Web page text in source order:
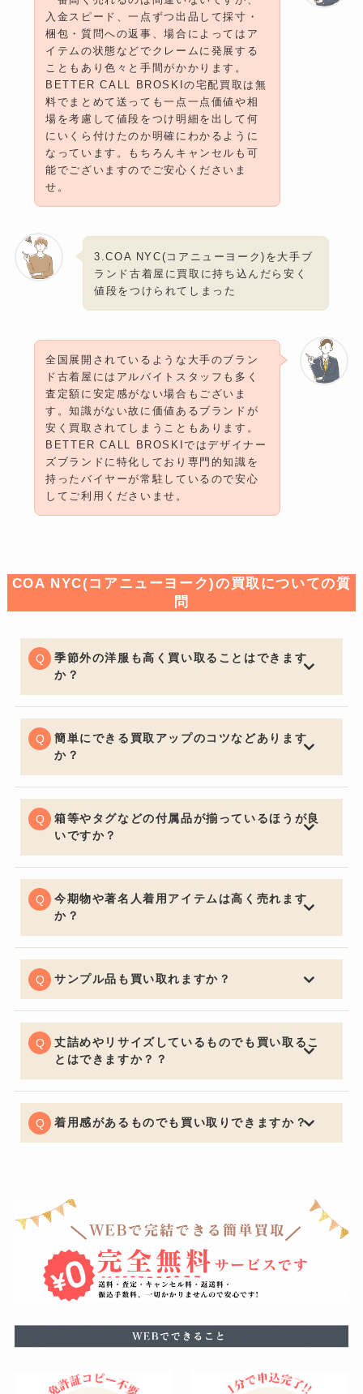
入金スピード、一点ずつ出品して採寸・
梱包・質問への返事、場合によってはア
イテムの状態などでクレームに発展する
こともあり色々と手間がかかります。
BETTER CALL BROSKIの宅配買取は無
料でまとめて送っても一点一点価値や相
場を考慮して値段をつけ明細を出して何
にいくら付けたのか明確にわかるように
なっています。もちろんキャンセルも可
能でございますのでご安心くださいま
せ。
3.COA NYC(コアニューヨーク)を大手ブ
ランド古着屋に買取に持ち込んだら安く
値段をつけられてしまった
全国展開されているような大手のブラン
ド古着屋にはアルバイトスタッフも多く
査定額に安定感がない場合もございま
す。知識がない故に価値あるブランドが
安く買取されてしまうこともあります。
BETTER CALL BROSKIではデザイナー
ズブランドに特化しており専門的知識を
持ったバイヤーが常駐しているので安心
してご利用くださいませ。
COA NYC(コアニューヨーク)の買取についての質
問
季節外の洋服も高く買い取ることはできます
か？
となる場合がございますが、BETTER CALL BROSKIで
は季節問わず精一杯の価格でお買取りさせていただきま
す。
簡単にできる買取アップのコツなどあります
か？
いくら流行の品やブランド品であっても、汚れていると
査定額は下がってしまいます。見た目はとても大切なポ
イントです。
箱等やタグなどの付属品が揃っているほうが良
いですか？
ッグの場合は保管用の布袋など付属品があると信頼性も
上がり査定額アップの重要ポイントになります。
今期物や著名人着用アイテムは高く売れます
か？
セールになっていたりすると査定額にも響くため売却を
ご検討の際は購入してからなるべく早く売るのをオスス
メ致します。著名人が身に着けているものなどは入手困
難になり需要が高く買い取り価格も高くなります。
サンプル品も買い取れますか？
安くなってしまいますがサンプルか関係なしにデザイン
で中古市場は値段が決まるためサンプル品でも全く問題
ございません。
丈詰めやリサイズしているものでも買い取るこ
とはできますか？？
どの丈詰めやリサイズがある場合はお買取りできないケ
ースもございますので予めご了承くださいませ。
着用感があるものでも買い取りできますか？
に留めることができるように努めています。